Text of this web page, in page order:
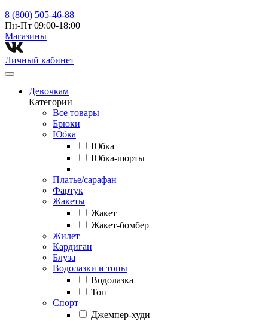
8 (800) 505-46-88
Пн-Пт 09:00-18:00
Магазины⁠
Личный кабинет
Девочкам
Категории
Все товары
Брюки
Юбка
Юбка
Юбка-шорты
Платье/сарафан
Фартук
Жакеты
Жакет
Жакет-бомбер
Жилет
Кардиган
Блуза
Водолазки и топы
Водолазка
Топ
Спорт
Джемпер-худи